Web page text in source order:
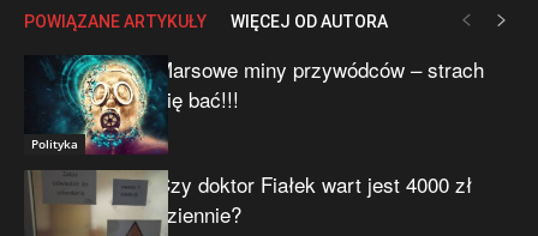
POWIĄZANE ARTYKUŁY WIĘCEJ OD AUTORA
Polityka
Marsowe miny przywódców – strach
się bać!!!
Czy doktor Fiałek wart jest 4000 zł
dziennie?